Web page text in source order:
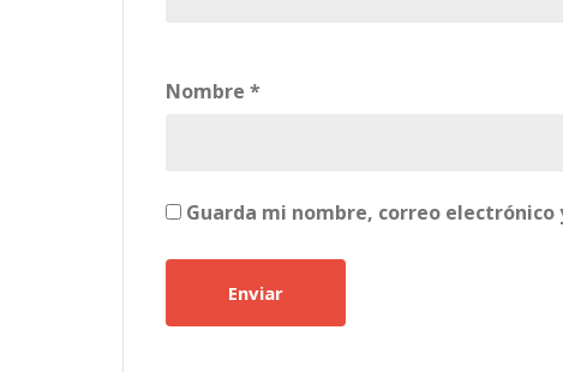
Nombre *
Guarda mi nombre, correo